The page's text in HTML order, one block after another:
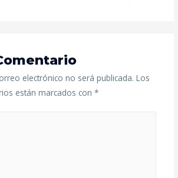
electrónico no será publicada. Los
están marcados con *